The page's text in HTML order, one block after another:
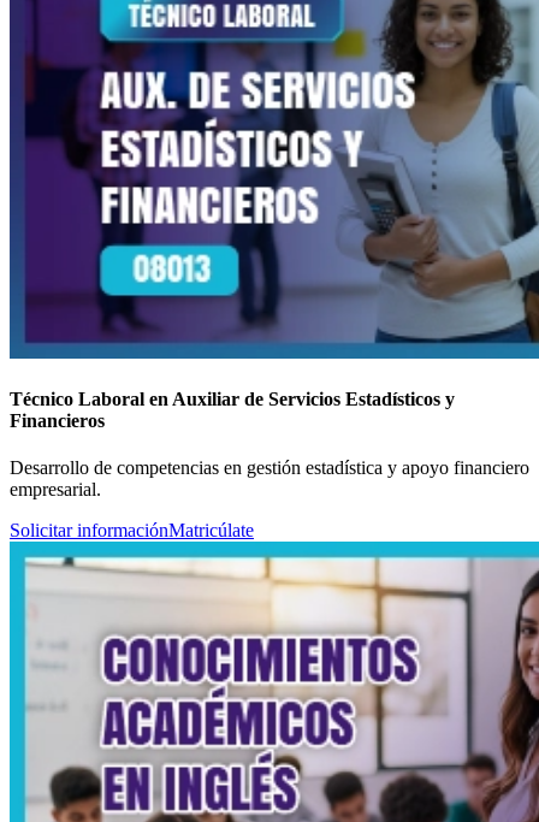
Técnico Laboral en Auxiliar de Servicios Estadísticos y
Financieros
Desarrollo de competencias en gestión estadística y apoyo financiero
empresarial.
Solicitar informaciónMatricúlate